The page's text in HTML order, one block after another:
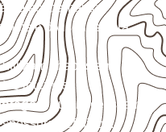
e acabamento.
e divisórias para
chapas em
internos.
que necessitam
definidos.